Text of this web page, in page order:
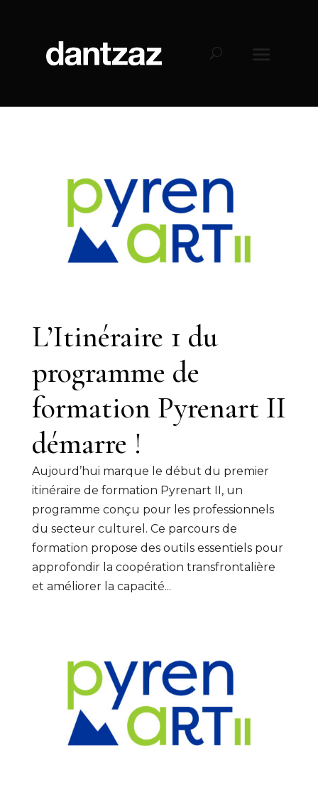
L’Itinéraire 1 du
programme de
formation Pyrenart II
démarre !
Aujourd’hui marque le début du premier
itinéraire de formation Pyrenart II, un
programme conçu pour les professionnels
du secteur culturel. Ce parcours de
formation propose des outils essentiels pour
approfondir la coopération transfrontalière
et améliorer la capacité...